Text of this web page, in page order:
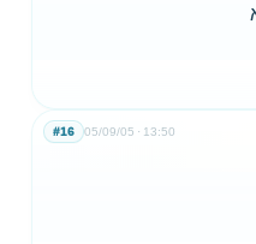
05/09/05 13:50
#16